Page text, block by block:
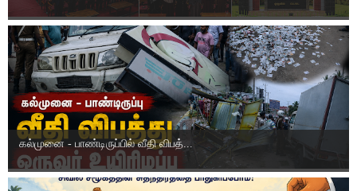
கல்முனை - பாண்டிருப்பில் வீதி விபத்...